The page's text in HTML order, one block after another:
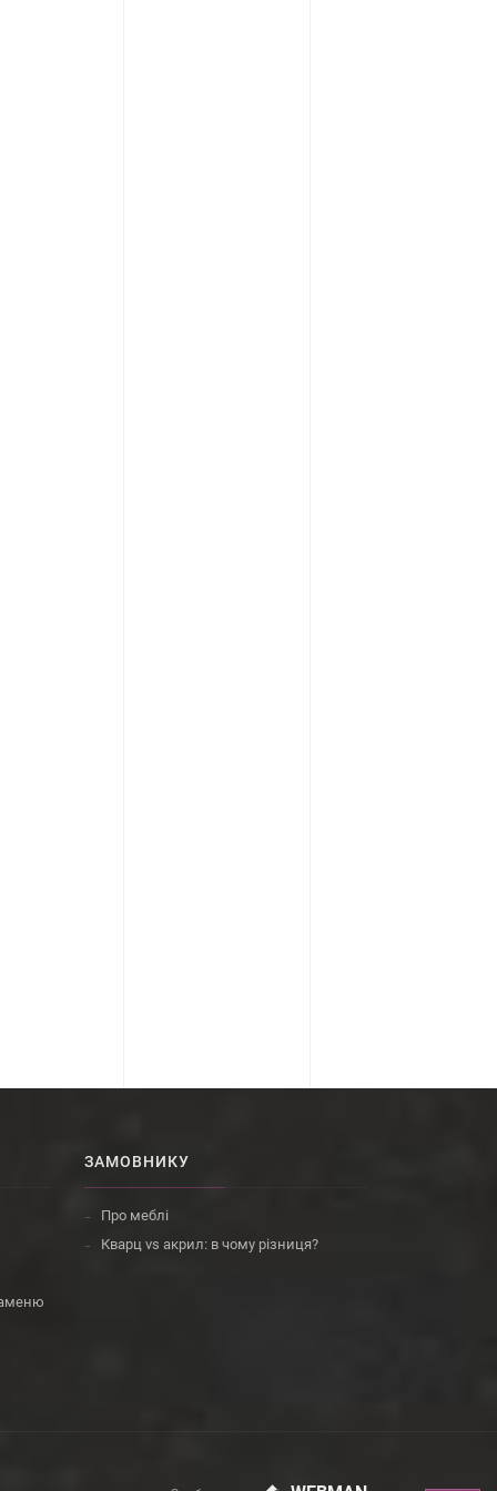
ЗАМОВНИКУ
Про меблі
Кварц vs акрил: в чому різниця?